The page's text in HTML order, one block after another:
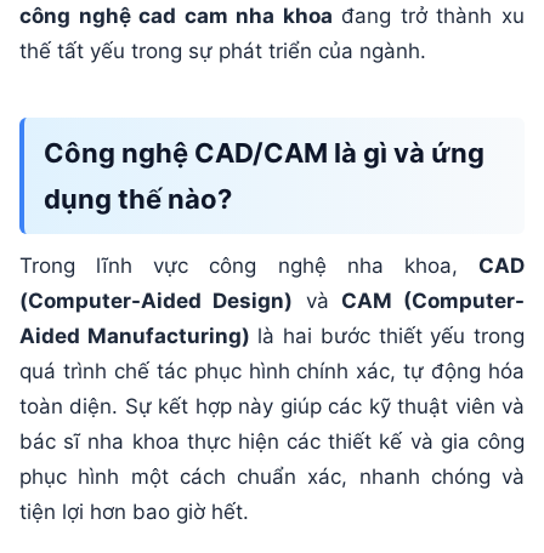
công nghệ cad cam nha khoa đang trở thành xu
thế tất yếu trong sự phát triển của ngành.
Công nghệ CAD/CAM là gì và ứng
dụng thế nào?
Trong lĩnh vực công nghệ nha khoa, CAD
(Computer-Aided Design) và CAM (Computer-
Aided Manufacturing) là hai bước thiết yếu trong
quá trình chế tác phục hình chính xác, tự động hóa
toàn diện. Sự kết hợp này giúp các kỹ thuật viên và
bác sĩ nha khoa thực hiện các thiết kế và gia công
phục hình một cách chuẩn xác, nhanh chóng và
tiện lợi hơn bao giờ hết.